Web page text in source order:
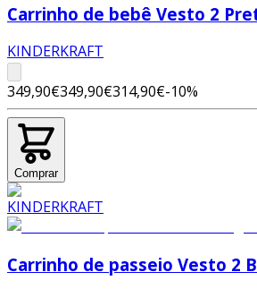
Carrinho de bebê Vesto 2
KINDERKRAFT
349,90€349,90€314,90€-10%
Comprar
Carrinho de passeio Vesto 2